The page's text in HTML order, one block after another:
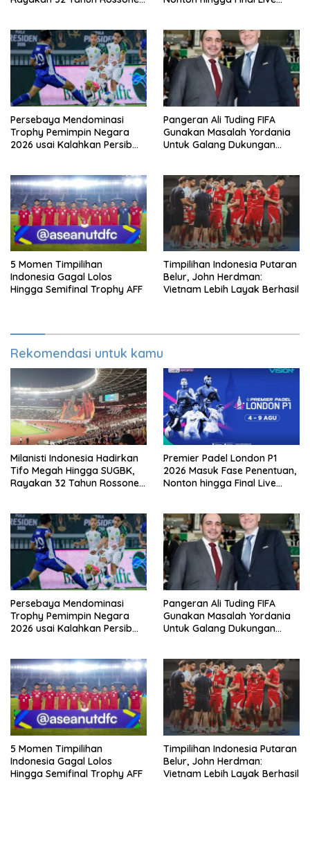
Persebaya Mendominasi
Trophy Pemimpin Negara
2026 usai Kalahkan Persib
Pangeran Ali Tuding FIFA
Gunakan Masalah Yordania
Untuk Galang Dukungan
5 Momen Timpilihan
Indonesia Gagal Lolos
Hingga Semifinal Trophy AFF
Timpilihan Indonesia Putaran
Belur, John Herdman:
Vietnam Lebih Layak Berhasil
Rekomendasi untuk kamu
Milanisti Indonesia Hadirkan
Tifo Megah Hingga SUGBK,
Rayakan 32 Tahun Rossoneri
Premier Padel London P1
2026 Masuk Fase Penentuan,
Nonton hingga Final Live
Persebaya Mendominasi
Trophy Pemimpin Negara
2026 usai Kalahkan Persib
Pangeran Ali Tuding FIFA
Gunakan Masalah Yordania
Untuk Galang Dukungan
5 Momen Timpilihan
Indonesia Gagal Lolos
Hingga Semifinal Trophy AFF
Timpilihan Indonesia Putaran
Belur, John Herdman:
Vietnam Lebih Layak Berhasil